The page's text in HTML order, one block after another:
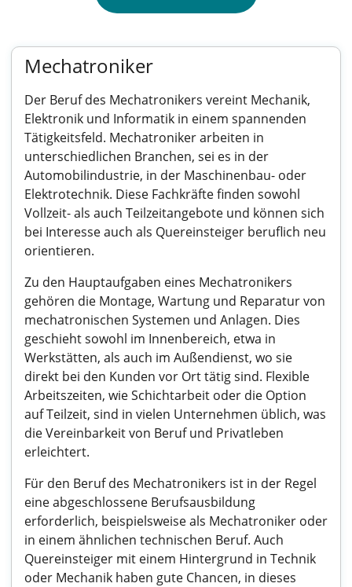
Mechatroniker
Der Beruf des Mechatronikers vereint Mechanik,
Elektronik und Informatik in einem spannenden
Tätigkeitsfeld. Mechatroniker arbeiten in
unterschiedlichen Branchen, sei es in der
Automobilindustrie, in der Maschinenbau- oder
Elektrotechnik. Diese Fachkräfte finden sowohl
Vollzeit- als auch Teilzeitangebote und können sich
bei Interesse auch als Quereinsteiger beruflich neu
orientieren.
Zu den Hauptaufgaben eines Mechatronikers
gehören die Montage, Wartung und Reparatur von
mechatronischen Systemen und Anlagen. Dies
geschieht sowohl im Innenbereich, etwa in
Werkstätten, als auch im Außendienst, wo sie
direkt bei den Kunden vor Ort tätig sind. Flexible
Arbeitszeiten, wie Schichtarbeit oder die Option
auf Teilzeit, sind in vielen Unternehmen üblich, was
die Vereinbarkeit von Beruf und Privatleben
erleichtert.
Für den Beruf des Mechatronikers ist in der Regel
eine abgeschlossene Berufsausbildung
erforderlich, beispielsweise als Mechatroniker oder
in einem ähnlichen technischen Beruf. Auch
Quereinsteiger mit einem Hintergrund in Technik
oder Mechanik haben gute Chancen, in dieses